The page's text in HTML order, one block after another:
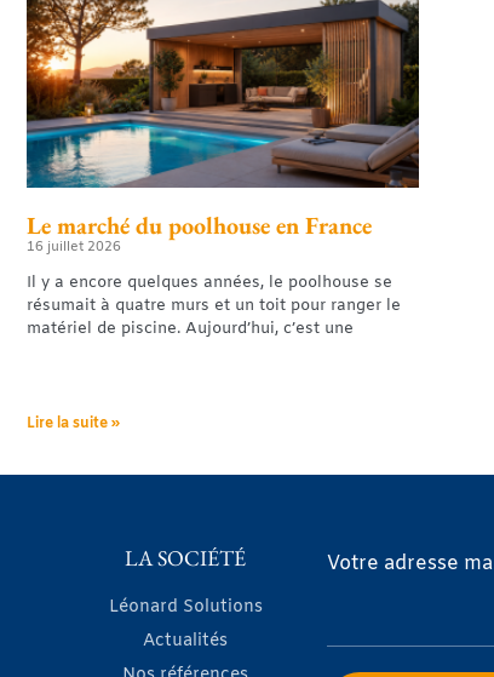
Le marché du poolhouse en France
16 juillet 2026
Il y a encore quelques années, le poolhouse se
résumait à quatre murs et un toit pour ranger le
matériel de piscine. Aujourd’hui, c’est une
Lire la suite »
LA SOCIÉTÉ
Léonard Solutions
Actualités
Votre adresse